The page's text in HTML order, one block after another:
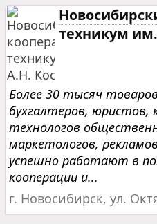
техникум
Более 30 тысяч
бухгалтеров, юристов,
технологов
маркетологов,
успешно работают в
кооперации и...
г. Новосибирск, ул.